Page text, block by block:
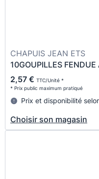
CHAPUIS JEAN ETS
10GOUPILLES
2,57 € TTC/Unité *
* Prix public maximum pratiqué
Prix et disponibilité
Choisir son magasin